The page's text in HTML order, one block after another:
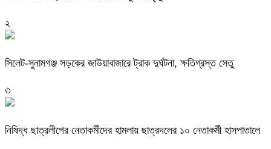
২
‎সিলেট-সুনামগঞ্জ সড়কের জাউয়াবাজারে ট্রাক দুর্ঘটনা, ক্ষতিগ্রস্ত সেতু
৩
নিষিদ্ধ ছাত্রলীগের নেতাকর্মীদের হামলায় ছাত্রদলের ১০ নেতাকর্মী হাসপাতালে